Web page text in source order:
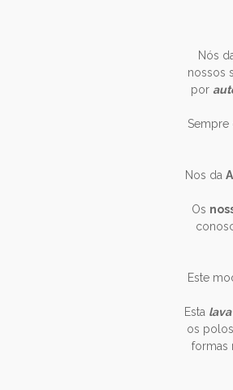
Nós
nossos
por
Sempre
Nos da
Os
Este
Esta
os
formas